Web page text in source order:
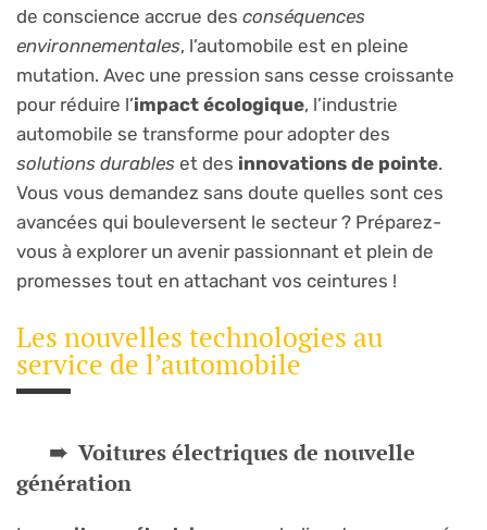
de conscience accrue des conséquences
environnementales, l’automobile est en pleine
mutation. Avec une pression sans cesse croissante
pour réduire l’impact écologique, l’industrie
automobile se transforme pour adopter des
solutions durables et des innovations de pointe.
Vous vous demandez sans doute quelles sont ces
avancées qui bouleversent le secteur ? Préparez-
vous à explorer un avenir passionnant et plein de
promesses tout en attachant vos ceintures !
Les nouvelles technologies au
service de l’automobile
Voitures électriques de nouvelle
génération